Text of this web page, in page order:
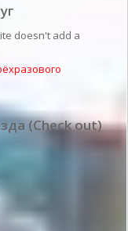
doesn't add a
(Check out)